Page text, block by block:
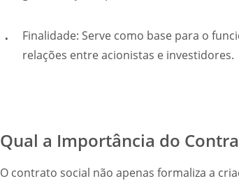
Finalidade: Serve como base para o
relações entre acionistas e investidores.
Qual a Importância do
O contrato social não apenas formaliza a